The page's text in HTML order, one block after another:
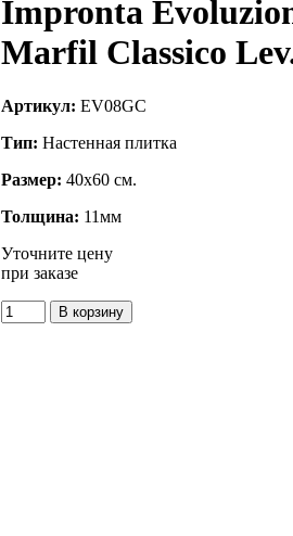
Impronta
Marfil Classico
Артикул: EV08GC
Тип: Настенная плитка
Размер: 40x60 см.
Толщина: 11мм
Уточните цену
при заказе